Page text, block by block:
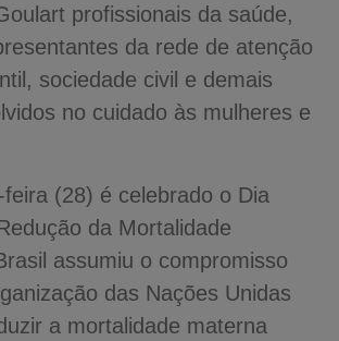
profissionais da saúde,
da rede de atenção
sociedade civil e demais
no cuidado às mulheres e
(28) é celebrado o Dia
da Mortalidade
assumiu o compromisso
das Nações Unidas
a mortalidade materna